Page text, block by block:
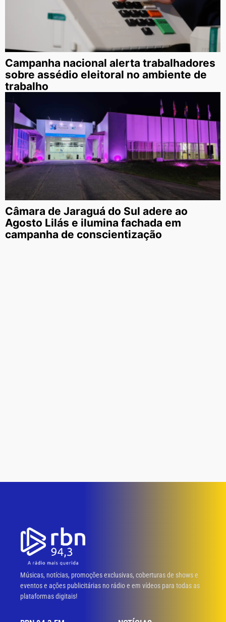
Campanha nacional alerta trabalhadores
sobre assédio eleitoral no ambiente de
trabalho
Câmara de Jaraguá do Sul adere ao
Agosto Lilás e ilumina fachada em
campanha de conscientização
Músicas, notícias, promoções exclusivas, coberturas de shows e
eventos e ações publicitárias no rádio e em vídeos para todas as
plataformas digitais!